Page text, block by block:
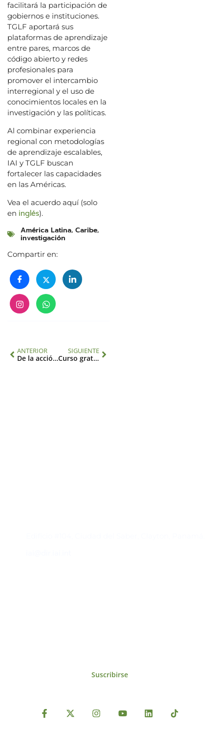
facilitará la participación de
gobiernos e instituciones.
TGLF aportará sus
plataformas de aprendizaje
entre pares, marcos de
código abierto y redes
profesionales para
promover el intercambio
interregional y el uso de
conocimientos locales en la
investigación y las políticas.
Al combinar experiencia
regional con metodologías
de aprendizaje escalables,
IAI y TGLF buscan
fortalecer las capacidades
en las Américas.
Vea el acuerdo aquí (solo
en inglés).
América Latina, Caribe,
investigación
Compartir en:
ANTERIOR
De la acción climática a la inteligencia artificial: el 10o Foro de Jóvenes Científicos se reúne en Brasil
SIGUIENTE
Curso gratuito sobre cambio climático, migración y salud en América Latina y el Caribe
Suscribirse